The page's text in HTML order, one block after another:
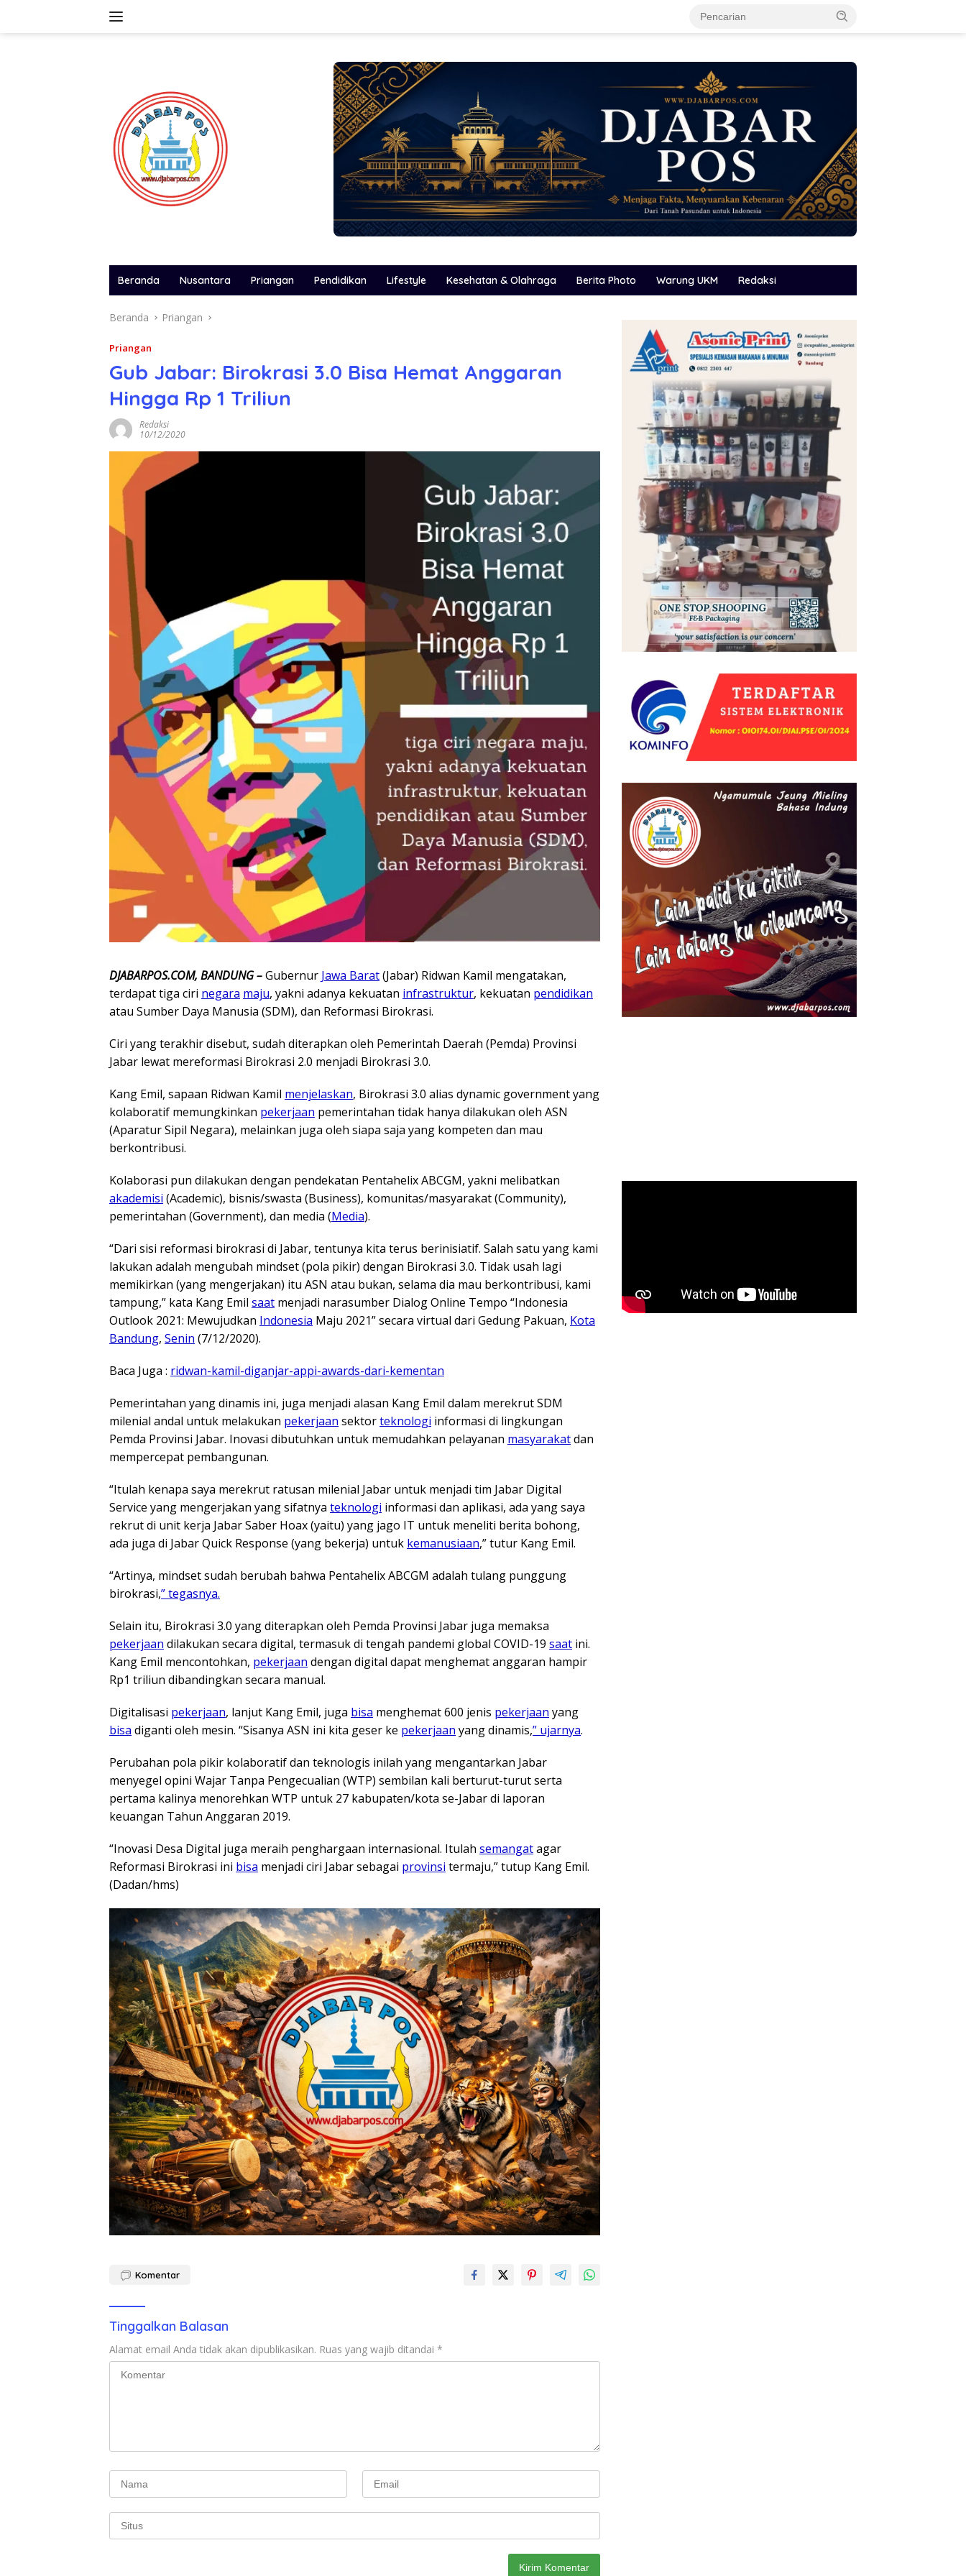
Beranda Nusantara Priangan Pendidikan Lifestyle Kesehatan & Olahraga Berita Photo Warung UKM Redaksi
Beranda Priangan
Priangan
Gub Jabar: Birokrasi 3.0 Bisa Hemat Anggaran
Hingga Rp 1 Triliun
Redaksi
10/12/2020
DJABARPOS.COM, BANDUNG –Gubernur Jawa Barat(Jabar) Ridwan Kamil mengatakan,
terdapat tiga ciri negara maju, yakni adanya kekuatan infrastruktur, kekuatan pendidikan
atau Sumber Daya Manusia (SDM), dan Reformasi Birokrasi.
Ciri yang terakhir disebut, sudah diterapkan oleh Pemerintah Daerah (Pemda) Provinsi
Jabar lewat mereformasi Birokrasi 2.0 menjadi Birokrasi 3.0.
Kang Emil, sapaan Ridwan Kamil menjelaskan, Birokrasi 3.0 alias dynamic government yang
kolaboratif memungkinkan pekerjaan pemerintahan tidak hanya dilakukan oleh ASN
(Aparatur Sipil Negara), melainkan juga oleh siapa saja yang kompeten dan mau
berkontribusi.
Kolaborasi pun dilakukan dengan pendekatan Pentahelix ABCGM, yakni melibatkan
akademisi (Academic), bisnis/swasta (Business), komunitas/masyarakat (Community),
pemerintahan (Government), dan media (Media).
“Dari sisi reformasi birokrasi di Jabar, tentunya kita terus berinisiatif. Salah satu yang kami
lakukan adalah mengubah mindset (pola pikir) dengan Birokrasi 3.0. Tidak usah lagi
memikirkan (yang mengerjakan) itu ASN atau bukan, selama dia mau berkontribusi, kami
tampung,” kata Kang Emil saat menjadi narasumber Dialog Online Tempo “Indonesia
Outlook 2021: Mewujudkan Indonesia Maju 2021” secara virtual dari Gedung Pakuan, Kota
Bandung, Senin (7/12/2020).
Baca Juga : ridwan-kamil-diganjar-appi-awards-dari-kementan
Pemerintahan yang dinamis ini, juga menjadi alasan Kang Emil dalam merekrut SDM
milenial andal untuk melakukan pekerjaan sektorteknologi informasi di lingkungan
Pemda Provinsi Jabar. Inovasi dibutuhkan untuk memudahkan pelayanan masyarakatdan
mempercepat pembangunan.
“Itulah kenapa saya merekrut ratusan milenial Jabar untuk menjadi tim Jabar Digital
Service yang mengerjakan yang sifatnya teknologi informasi dan aplikasi, ada yang saya
rekrut di unit kerja Jabar Saber Hoax (yaitu) yang jago IT untuk meneliti berita bohong,
ada juga di Jabar Quick Response (yang bekerja) untuk kemanusiaan,” tutur Kang Emil.
“Artinya, mindset sudah berubah bahwa Pentahelix ABCGM adalah tulang punggung
birokrasi,” tegasnya.
Selain itu, Birokrasi 3.0 yang diterapkan oleh Pemda Provinsi Jabar juga memaksa
pekerjaan dilakukan secara digital, termasuk di tengah pandemi global COVID-19 saat ini.
Kang Emil mencontohkan, pekerjaan dengan digital dapat menghemat anggaran hampir
Rp1 triliun dibandingkan secara manual.
Digitalisasi pekerjaan, lanjut Kang Emil, juga bisa menghemat 600 jenis pekerjaan yang
bisa diganti oleh mesin. “Sisanya ASN ini kita geser ke pekerjaan yang dinamis,” ujarnya.
Perubahan pola pikir kolaboratif dan teknologis inilah yang mengantarkan Jabar
menyegel opini Wajar Tanpa Pengecualian (WTP) sembilan kali berturut-turut serta
pertama kalinya menorehkan WTP untuk 27 kabupaten/kota se-Jabar di laporan
keuangan Tahun Anggaran 2019.
“Inovasi Desa Digital juga meraih penghargaan internasional. Itulah semangatagar
Reformasi Birokrasi ini bisa menjadi ciri Jabar sebagai provinsi termaju,” tutup Kang Emil.
(Dadan/hms)
Komentar
Tinggalkan Balasan
Alamat email Anda tidak akan dipublikasikan. Ruas yang wajib ditandai *